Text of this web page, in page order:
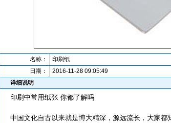
名称： 印刷纸
日期：
2016-11-28 09:05:49
详细说明
印刷中常用纸张 你都了解吗
中国文化自古以来就是博大精深，源远流长，大家